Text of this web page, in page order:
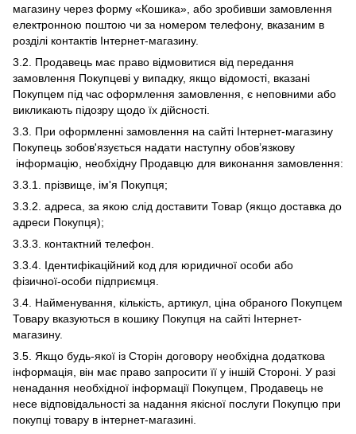
магазину через форму «Кошика», або зробивши замовлення
електронною поштою чи за номером телефону, вказаним в
розділі контактів Інтернет-магазину.
3.2. Продавець має право відмовитися від передання
замовлення Покупцеві у випадку, якщо відомості, вказані
Покупцем під час оформлення замовлення, є неповними або
викликають підозру щодо їх дійсності.
3.3. При оформленні замовлення на сайті Інтернет-магазину
Покупець зобов'язується надати наступну обов’язкову
інформацію, необхідну Продавцю для виконання замовлення:
3.3.1. прізвище, ім'я Покупця;
3.3.2. адреса, за якою слід доставити Товар (якщо доставка до
адреси Покупця);
3.3.3. контактний телефон.
3.3.4. Ідентифікаційний код для юридичної особи або
фізичної-особи підприємця.
3.4. Найменування, кількість, артикул, ціна обраного Покупцем
Товару вказуються в кошику Покупця на сайті Інтернет-
магазину.
3.5. Якщо будь-якої із Сторін договору необхідна додаткова
інформація, він має право запросити її у іншій Стороні. У разі
ненадання необхідної інформації Покупцем, Продавець не
несе відповідальності за надання якісної послуги Покупцю при
покупці товару в інтернет-магазині.